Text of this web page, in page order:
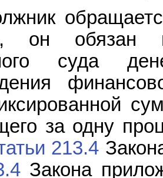
он обязан
суда
за одну
213.4
Закона